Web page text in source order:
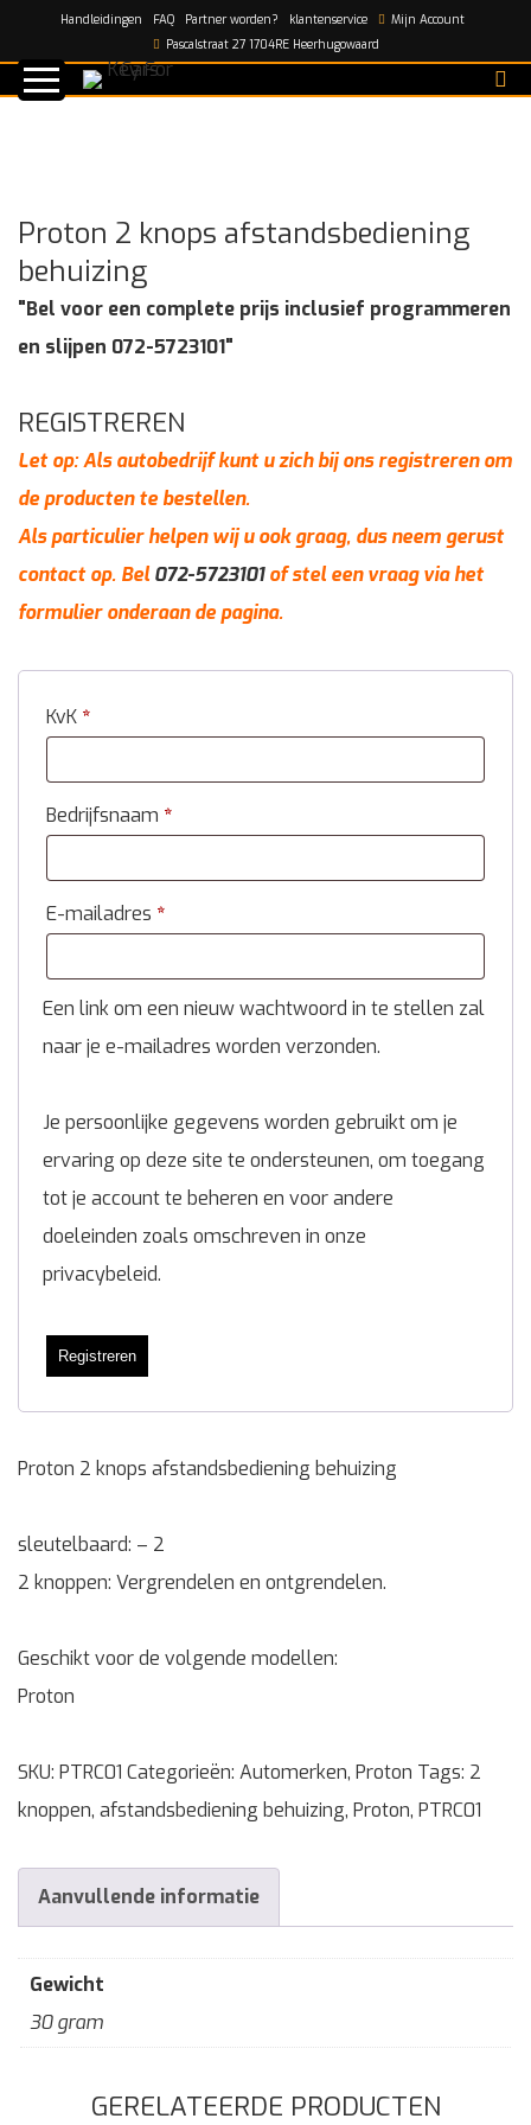
Handleidingen FAQ Partner worden? klantenservice
Mijn Account
Pascalstraat 27 1704RE Heerhugowaard
Home/shop/ Proton 2 knops afstandsbediening
behuizing
Proton 2 knops afstandsbediening
behuizing
"Bel voor een complete prijs inclusief programmeren
en slijpen 072-5723101"
REGISTREREN
Let op: Als autobedrijf kunt u zich bij ons registreren om
de producten te bestellen.
Als particulier helpen wij u ook graag, dus neem gerust
contact op. Bel072-5723101of stel een vraag via het
formulier onderaan de pagina.
KvK *
Bedrijfsnaam *
E-mailadres *
Een link om een nieuw wachtwoord in te stellen zal
naar je e-mailadres worden verzonden.
Je persoonlijke gegevens worden gebruikt om je
ervaring op deze site te ondersteunen, om toegang
tot je account te beheren en voor andere
doeleinden zoals omschreven in onze
privacybeleid.
Registreren
Proton 2 knops afstandsbediening behuizing
sleutelbaard: – 2
2 knoppen: Vergrendelen en ontgrendelen.
Geschikt voor de volgende modellen:
Proton
SKU: PTRC01 Categorieën: Automerken, Proton Tags: 2
knoppen, afstandsbediening behuizing, Proton, PTRC01
Aanvullende informatie
Gewicht
30 gram
GERELATEERDE PRODUCTEN